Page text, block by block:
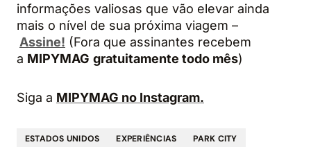
informações valiosas que vão elevar ainda
mais o nível de sua próxima viagem –
Assine! (Fora que assinantes recebem
a MIPYMAG gratuitamente todo mês)
Siga a MIPYMAG no Instagram.
ESTADOS UNIDOS EXPERIÊNCIAS PARK CITY